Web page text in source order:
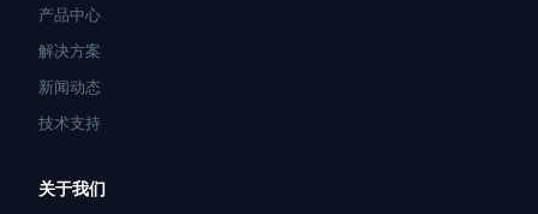
产品中心
解决方案
新闻动态
技术支持
关于我们